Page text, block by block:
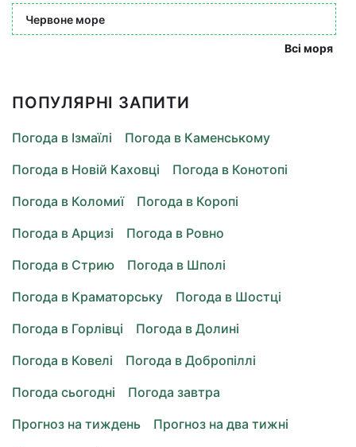
Червоне море
Всі моря
ПОПУЛЯРНІ ЗАПИТИ
Погода в Ізмаїлі
Погода в Каменському
Погода в Новій Каховці
Погода в Конотопі
Погода в Коломиї
Погода в Коропі
Погода в Арцизі
Погода в Ровно
Погода в Стрию
Погода в Шполі
Погода в Краматорську
Погода в Шостці
Погода в Горлівці
Погода в Долині
Погода в Ковелі
Погода в Добропіллі
Погода сьогодні
Погода завтра
Прогноз на тиждень
Прогноз на два тижні